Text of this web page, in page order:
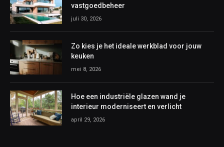
vastgoedbeheer
juli 30, 2026
Zo kies je het ideale werkblad voor jouw
keuken
mei 8, 2026
Hoe een industriële glazen wand je
interieur moderniseert en verlicht
april 29, 2026